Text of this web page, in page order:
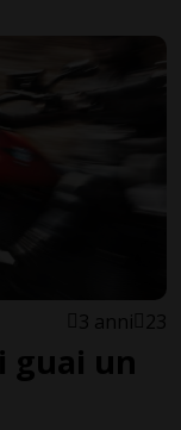
3 anni 23
guai un